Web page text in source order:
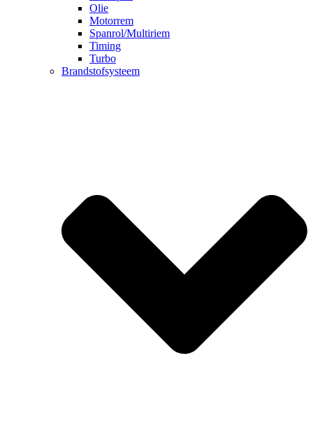
Olie
Motorrem
Spanrol/Multiriem
Timing
Turbo
Brandstofsysteem